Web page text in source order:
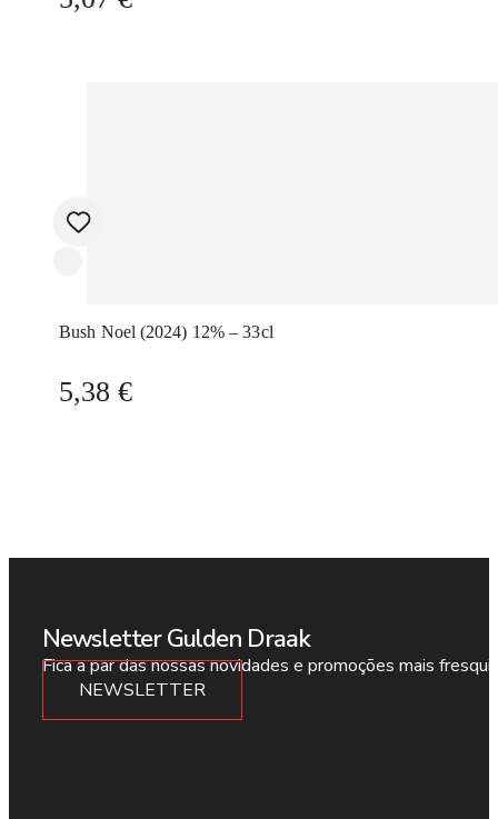
Bush Noel (2024) 12% – 33cl
5,38 €
Newsletter Gulden Draak
Fica a par das nossas novidades e promoções mais
NEWSLETTER